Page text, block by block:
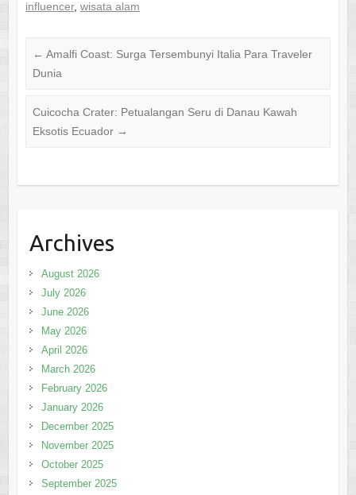
influencer, wisata alam
← Amalfi Coast: Surga Tersembunyi Italia Para Traveler
Dunia
Cuicocha Crater: Petualangan Seru di Danau Kawah
Eksotis Ecuador →
Archives
August 2026
July 2026
June 2026
May 2026
April 2026
March 2026
February 2026
January 2026
December 2025
November 2025
October 2025
September 2025